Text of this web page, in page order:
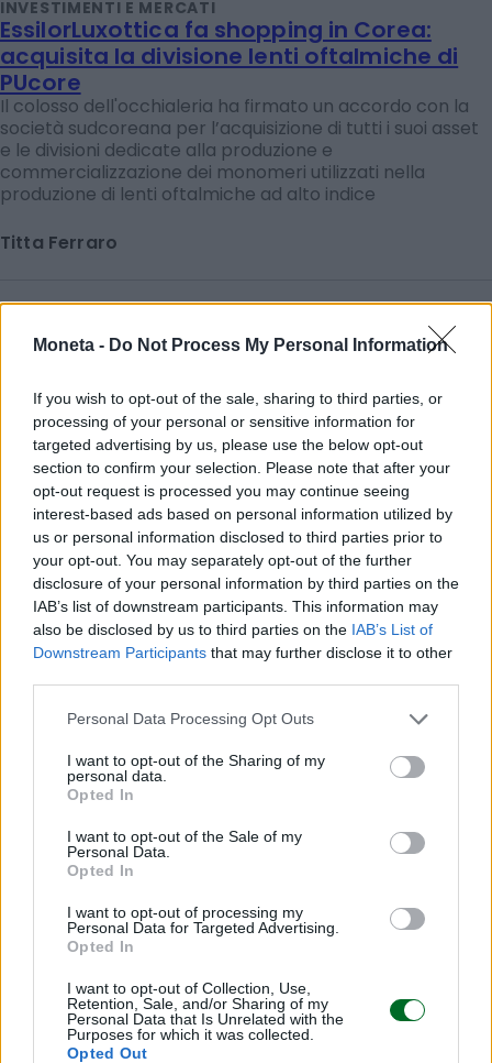
Moneta - Do Not Process My Personal Information
If you wish to opt-out of the sale, sharing to third parties, or
processing of your personal or sensitive information for
targeted advertising by us, please use the below opt-out
section to confirm your selection. Please note that after your
opt-out request is processed you may continue seeing
interest-based ads based on personal information utilized by
us or personal information disclosed to third parties prior to
your opt-out. You may separately opt-out of the further
disclosure of your personal information by third parties on the
IAB’s list of downstream participants. This information may
also be disclosed by us to third parties on the IAB’s List of
Downstream Participants that may further disclose it to other
Personal Data Processing Opt Outs
I want to opt-out of the Sharing of my
personal data.
Opted In
I want to opt-out of the Sale of my
Personal Data.
Opted In
I want to opt-out of processing my
Personal Data for Targeted Advertising.
Opted In
I want to opt-out of Collection, Use,
Retention, Sale, and/or Sharing of my
Personal Data that Is Unrelated with the
Purposes for which it was collected.
Opted Out
INVESTIMENTI E MERCATI
EssilorLuxottica fa shopping in Corea:
acquisita la divisione lenti oftalmiche di
PUcore
Il colosso dell'occhialeria ha firmato un accordo con la
società sudcoreana per l’acquisizione di tutti i suoi asset
e le divisioni dedicate alla produzione e
commercializzazione dei monomeri utilizzati nella
produzione di lenti oftalmiche ad alto indice
Titta Ferraro
GLI APPUNTAMENTI CLOU
La settimana sui mercati: dazi in primo
piano, attesa per la riunione Bce
Gli appuntamenti più importanti da seguire nei prossimi
Valeria Panigada